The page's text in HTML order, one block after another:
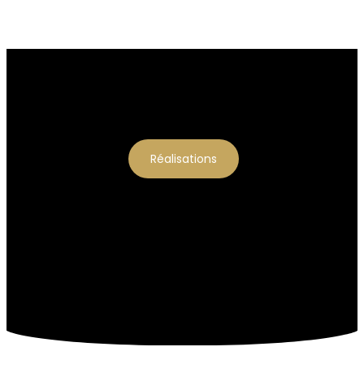
Réalisations